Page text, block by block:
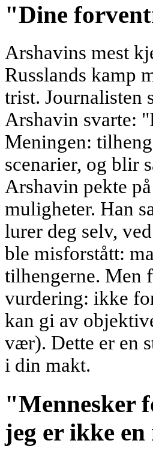
"Dine
Arshavins mest
Russlands kamp
trist. Journalisten
Arshavin svarte:
Meningen:
scenarier, og blir
Arshavin pekte
muligheter. Han
lurer deg selv,
ble misforstått:
tilhengerne. Men
vurdering: ikke
kan gi av
vær). Dette er en
i din makt.
"Mennesker
jeg er ikke